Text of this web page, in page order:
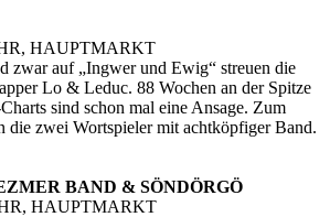
HAUPTMARKT
zwar auf „Ingwer und Ewig“ streuen die
Lo & Leduc. 88 Wochen an der Spitze
sind schon mal eine Ansage. Zum
die zwei Wortspieler mit achtköpfiger Band.
BAND & SÖNDÖRGÖ
HAUPTMARKT